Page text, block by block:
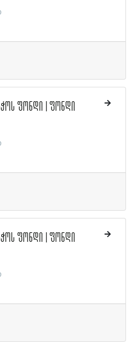
ფონდი | ფონდი
ფონდი | ფონდი